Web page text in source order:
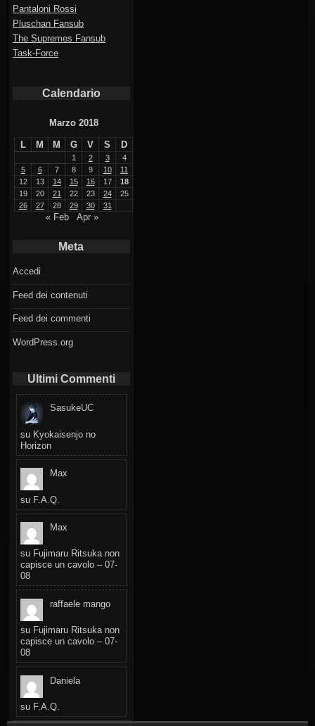
Pantaloni Rossi
Pluschan Fansub
The Supremes Fansub
Task-Force
Calendario
Marzo 2018
L M M G V S D
1 2 3
4
5
6 7 8 9 10
11
12
13 14 15 16 17
18
19
20 21 22 23 24
25
26
27 28 29 30 31
« Feb Apr »
Meta
Accedi
Feed dei contenuti
Feed dei commenti
WordPress.org
Ultimi Commenti
SasukeUC
su Kyokaisenjo no
Horizon
Max
su F.A.Q.
Max
su Fujimaru Ritsuka non
capisce un cavolo – 07-
08
raffaele mango
su Fujimaru Ritsuka non
capisce un cavolo – 07-
08
Daniela
su F.A.Q.